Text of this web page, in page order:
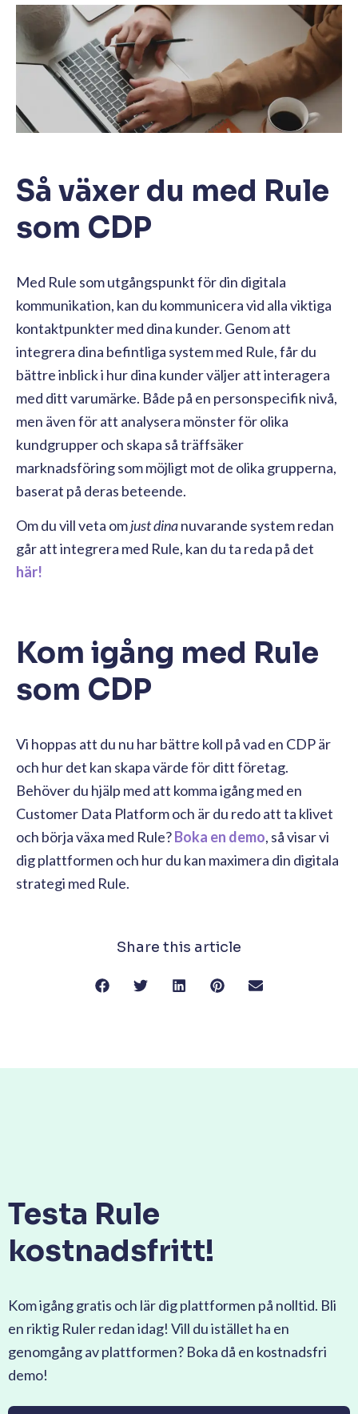
Så växer du med Rule
som CDP
Med Rule som utgångspunkt för din digitala
kommunikation, kan du kommunicera vid alla viktiga
kontaktpunkter med dina kunder. Genom att
integrera dina befintliga system med Rule, får du
bättre inblick i hur dina kunder väljer att interagera
med ditt varumärke. Både på en personspecifik nivå,
men även för att analysera mönster för olika
kundgrupper och skapa så träffsäker
marknadsföring som möjligt mot de olika grupperna,
baserat på deras beteende.
Om du vill veta omjust dinanuvarande system redan
går att integrera med Rule, kan du ta reda på det
här!
Kom igång med Rule
som CDP
Vi hoppas att du nu har bättre koll på vad en CDP är
och hur det kan skapa värde för ditt företag.
Behöver du hjälp med att komma igång med en
Customer Data Platform och är du redo att ta klivet
och börja växa med Rule?Boka en demo, så visar vi
dig plattformen och hur du kan maximera din digitala
strategi med Rule.
Share this article
Testa Rule
kostnadsfritt!
Kom igång gratis och lär dig plattformen på nolltid. Bli
en riktig Ruler redan idag! Vill du istället ha en
genomgång av plattformen? Boka då en kostnadsfri
demo!